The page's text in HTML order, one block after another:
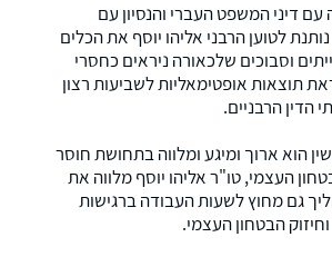
דיני המשפט העברי והנסיון עם
לטוען הרבני אליהו יוסף את הכלים
וסבוכים שלכאורה ניראים כחסרי
תוצאות אופטימאליות לשביעות רצון
הדין הרבניים.
הוא ארוך ומיגע ומלווה בתחושת חוסר
העצמי, טו"ר אליהו יוסף מלווה את
גם מחוץ לשעות העבודה ברגישות
הבטחון העצמי.